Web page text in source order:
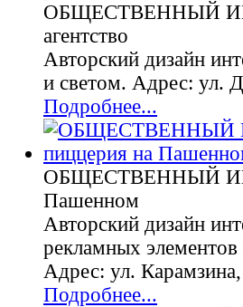
ОБЩЕСТВЕННЫЙ
агентство
Авторский дизайн
и светом. Адрес: ул.
Подробнее...
ОБЩЕСТВЕННЫЙ
Пашенном
Авторский дизайн
рекламных
Адрес: ул.
Подробнее...